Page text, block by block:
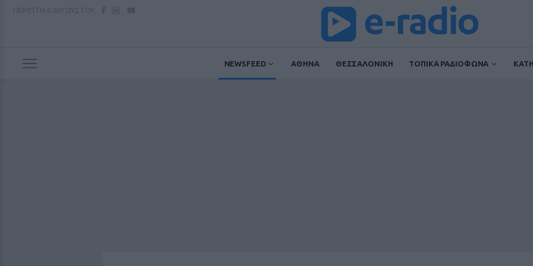
NEWSFEED ΑΘΗΝΑ ΘΕΣΣΑΛΟΝΙΚΗ ΤΟΠΙΚΑ ΡΑΔΙΟΦΩΝΑ